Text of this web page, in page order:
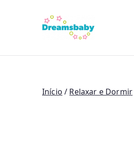
Início / Relaxar e Dormir